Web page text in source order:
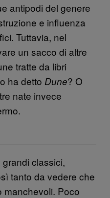
antipodi del genere
e influenza
Tuttavia, nel
un sacco di altre
tratte da libri
ha detto Dune? O
nate invece
classici,
tanto da vedere che
manchevoli. Poco